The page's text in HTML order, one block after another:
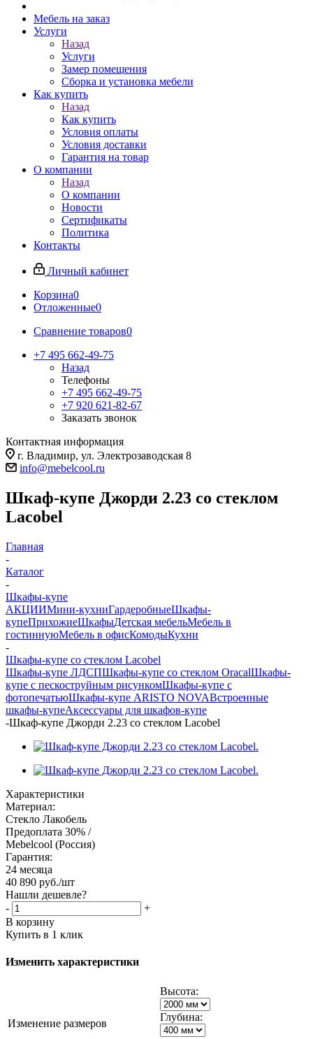
Мебель на заказ
Услуги
Назад
Услуги
Замер помещения
Сборка и установка мебели
Как купить
Назад
Как купить
Условия оплаты
Условия доставки
Гарантия на товар
О компании
Назад
О компании
Новости
Сертификаты
Политика
Контакты
Личный кабинет
Корзина0
Отложенные0
Сравнение товаров0
+7 495 662-49-75
Назад
Телефоны
+7 495 662-49-75
+7 920 621-82-67
Заказать звонок
Контактная информация
г. Владимир, ул. Электрозаводская 8
info@mebelcool.ru
Шкаф-купе Джорди 2.23 со стеклом
Lacobel
Главная
-
Каталог
-
Шкафы-купе
АКЦИИМини-кухниГардеробныеШкафы-
купеПрихожиеШкафыДетская мебельМебель в
гостиннуюМебель в офисКомодыКухни
-
Шкафы-купе со стеклом Lacobel
Шкафы-купе ЛДСПШкафы-купе со стеклом OracalШкафы-
купе с пескоструйным рисункомШкафы-купе с
фотопечатьюШкафы-купе ARISTO NOVAВстроенные
шкафы-купеАксессуары для шкафов-купе
-Шкаф-купе Джорди 2.23 со стеклом Lacobel
Характеристики
Материал:
Стекло Лакобель
Предоплата 30% /
Mebelcool (Россия)
Гарантия:
24 месяца
40 890 руб./шт
Нашли дешевле?
-
+
В корзину
Купить в 1 клик
Изменить характеристики
Изменение размеров
Высота:
Глубина: